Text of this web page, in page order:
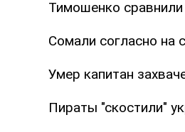
Тимошенко
Сомали согласно на
Умер капитан
Пираты "скостили"